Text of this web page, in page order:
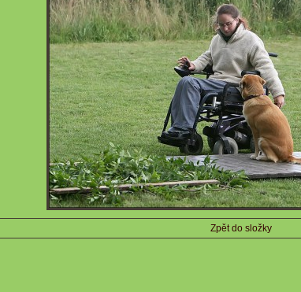
Zpět do složky